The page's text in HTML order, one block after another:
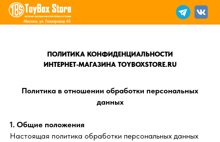
Москва, ул. Газопровод 4Б
ПОЛИТИКА КОНФИДЕНЦИАЛЬНОСТИ
ИНТЕРНЕТ-МАГАЗИНА TOYBOXSTORE.RU
Политика в отношении обработки персональных
данных
1. Общие положения
Настоящая политика обработки персональных данных